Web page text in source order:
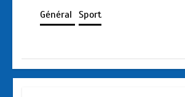
Général Sport